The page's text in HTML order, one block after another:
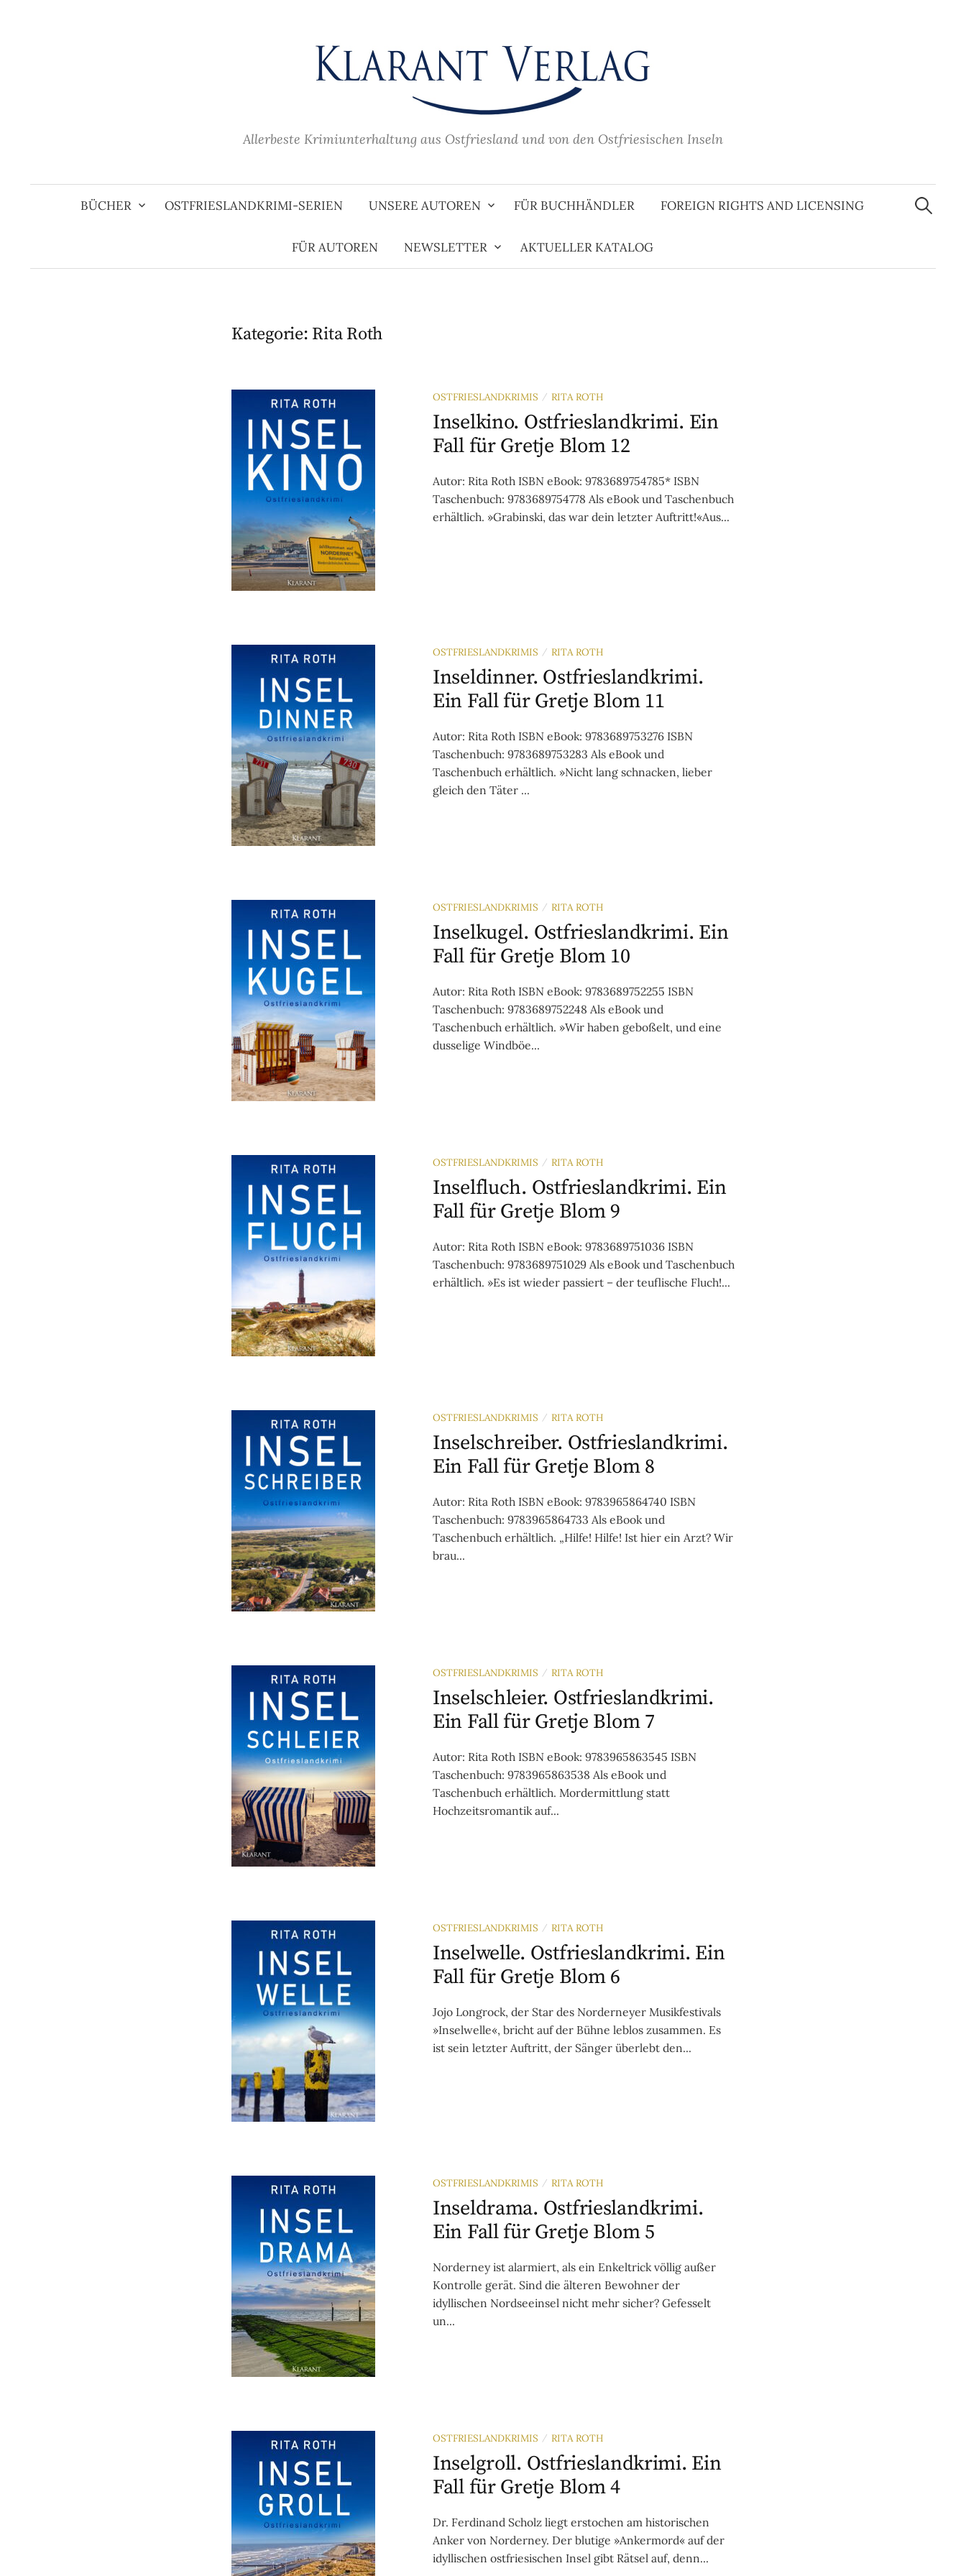
Allerbeste Krimiunterhaltung aus Ostfriesland und von den Ostfriesischen Inseln
BÜCHER OSTFRIESLANDKRIMI-SERIEN UNSERE AUTOREN FÜR BUCHHÄNDLER FOREIGN RIGHTS AND LICENSING
FÜR AUTOREN NEWSLETTER AKTUELLER KATALOG
Suche
nach:
Kategorie: Rita Roth
OSTFRIESLANDKRIMIS / RITA ROTH
Inselkino. Ostfrieslandkrimi. Ein
Fall für Gretje Blom 12
Autor: Rita Roth ISBN eBook: 9783689754785* ISBN
Taschenbuch: 9783689754778 Als eBook und Taschenbuch
erhältlich. »Grabinski, das war dein letzter Auftritt!«Aus...
OSTFRIESLANDKRIMIS / RITA ROTH
Inseldinner. Ostfrieslandkrimi.
Ein Fall für Gretje Blom 11
Autor: Rita Roth ISBN eBook: 9783689753276 ISBN
Taschenbuch: 9783689753283 Als eBook und
Taschenbuch erhältlich. »Nicht lang schnacken, lieber
gleich den Täter ...
OSTFRIESLANDKRIMIS / RITA ROTH
Inselkugel. Ostfrieslandkrimi. Ein
Fall für Gretje Blom 10
Autor: Rita Roth ISBN eBook: 9783689752255 ISBN
Taschenbuch: 9783689752248 Als eBook und
Taschenbuch erhältlich. »Wir haben geboßelt, und eine
dusselige Windböe...
OSTFRIESLANDKRIMIS / RITA ROTH
Inselfluch. Ostfrieslandkrimi. Ein
Fall für Gretje Blom 9
Autor: Rita Roth ISBN eBook: 9783689751036 ISBN
Taschenbuch: 9783689751029 Als eBook und Taschenbuch
erhältlich. »Es ist wieder passiert – der teuflische Fluch!...
OSTFRIESLANDKRIMIS / RITA ROTH
Inselschreiber. Ostfrieslandkrimi.
Ein Fall für Gretje Blom 8
Autor: Rita Roth ISBN eBook: 9783965864740 ISBN
Taschenbuch: 9783965864733 Als eBook und
Taschenbuch erhältlich. „Hilfe! Hilfe! Ist hier ein Arzt? Wir
brau...
OSTFRIESLANDKRIMIS / RITA ROTH
Inselschleier. Ostfrieslandkrimi.
Ein Fall für Gretje Blom 7
Autor: Rita Roth ISBN eBook: 9783965863545 ISBN
Taschenbuch: 9783965863538 Als eBook und
Taschenbuch erhältlich. Mordermittlung statt
Hochzeitsromantik auf...
OSTFRIESLANDKRIMIS / RITA ROTH
Inselwelle. Ostfrieslandkrimi. Ein
Fall für Gretje Blom 6
Jojo Longrock, der Star des Norderneyer Musikfestivals
»Inselwelle«, bricht auf der Bühne leblos zusammen. Es
ist sein letzter Auftritt, der Sänger überlebt den...
OSTFRIESLANDKRIMIS / RITA ROTH
Inseldrama. Ostfrieslandkrimi.
Ein Fall für Gretje Blom 5
Norderney ist alarmiert, als ein Enkeltrick völlig außer
Kontrolle gerät. Sind die älteren Bewohner der
idyllischen Nordseeinsel nicht mehr sicher? Gefesselt
un...
OSTFRIESLANDKRIMIS / RITA ROTH
Inselgroll. Ostfrieslandkrimi. Ein
Fall für Gretje Blom 4
Dr. Ferdinand Scholz liegt erstochen am historischen
Anker von Norderney. Der blutige »Ankermord« auf der
idyllischen ostfriesischen Insel gibt Rätsel auf, denn...